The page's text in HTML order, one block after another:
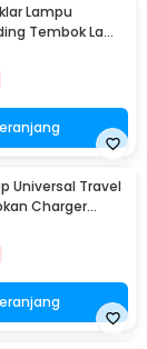
Lampu
Tembok Lamp
2 Gang 2
Universal Travel
Charger
- N16